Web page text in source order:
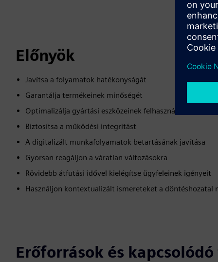
Előnyök
Javítsa a folyamatok hatékonyságát
Garantálja termékeinek minőségét
Optimalizálja gyártási eszközeinek felhasználását és
Biztosítsa a működési integritást
A digitalizált munkafolyamatok betartásának javítása
Gyorsan reagáljon a váratlan változásokra
Rövidebb átfutási idővel kielégítse ügyfeleinek igényeit
Használjon kontextualizált ismereteket a döntéshozatal
Erőforrások és